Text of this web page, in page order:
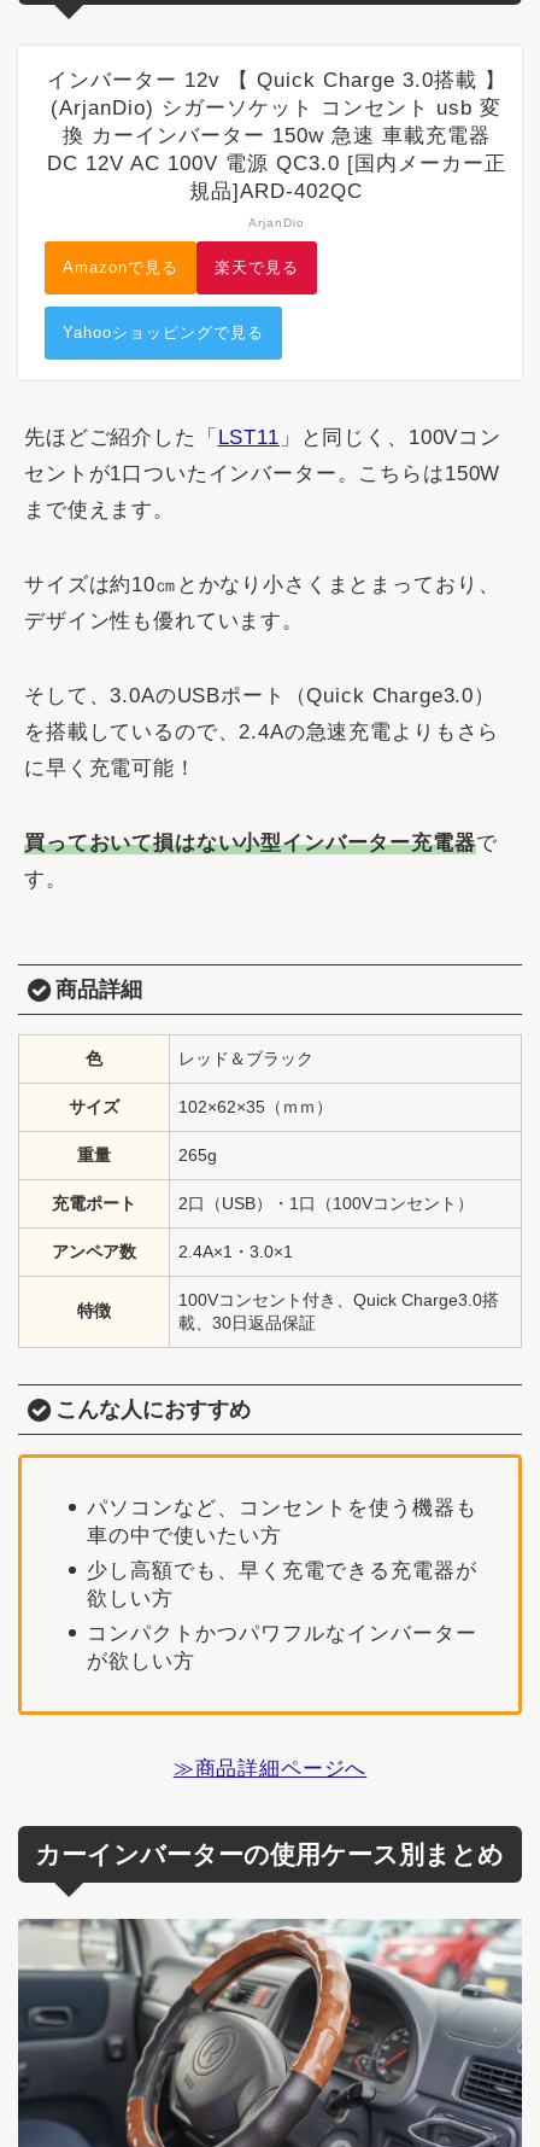
インバーター 12v 【 Quick Charge 3.0搭載 】
(ArjanDio) シガーソケット コンセント usb 変
換 カーインバーター 150w 急速 車載充電器
DC 12V AC 100V 電源 QC3.0 [国内メーカー正
規品]ARD-402QC
ArjanDio
Amazonで見る 楽天で見る
Yahooショッピングで見る
先ほどご紹介した「 LST11 」と同じく、100Vコン
セントが1口ついたインバーター。こちらは150W
まで使えます。
サイズは約10㎝とかなり小さくまとまっており、
デザイン性も優れています。
そして、3.0AのUSBポート（Quick Charge3.0）
を搭載しているので、2.4Aの急速充電よりもさら
に早く充電可能！
買っておいて損はない小型インバーター充電器で
す。
商品詳細
色 レッド＆ブラック
サイズ 102×62×35（ｍｍ）
重量 265g
充電ポート 2口（USB）・1口（100Vコンセント）
アンペア数 2.4A×1・3.0×1
特徴
100Vコンセント付き、Quick Charge3.0搭
載、30日返品保証
こんな人におすすめ
パソコンなど、コンセントを使う機器も
車の中で使いたい方
少し高額でも、早く充電できる充電器が
欲しい方
コンパクトかつパワフルなインバーター
が欲しい方
≫商品詳細ページへ
カーインバーターの使用ケース別まとめ